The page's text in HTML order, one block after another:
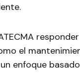
responder
el
enfoque